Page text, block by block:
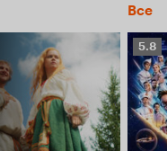
Все
5.8
5.8